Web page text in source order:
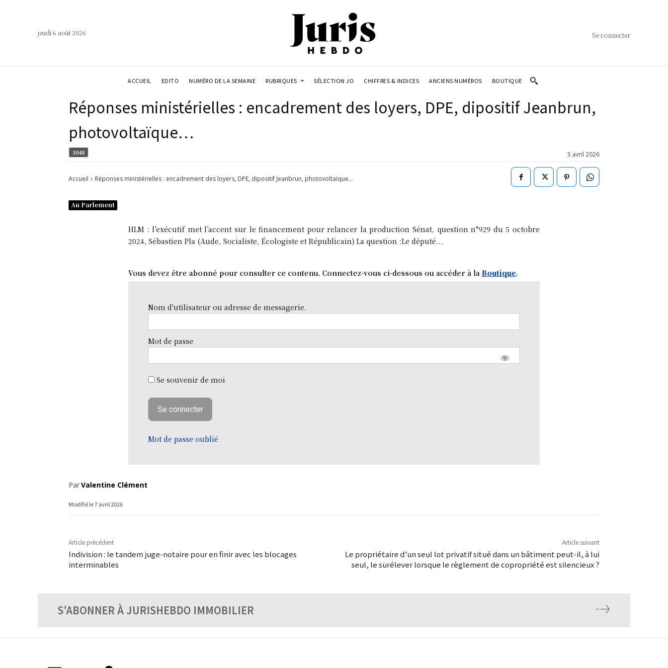
jeudi 6 août 2026 Se connecter
ACCUEIL EDITO NUMÉRO DE LA SEMAINE RUBRIQUES SÉLECTION JO CHIFFRES & INDICES ANCIENS NUMÉROS BOUTIQUE
Réponses ministérielles : encadrement des loyers, DPE, dipositif Jeanbrun,
photovoltaïque…
1048 3 avril 2026
Accueil Réponses ministérielles : encadrement des loyers, DPE, dipositif Jeanbrun, photovoltaïque...
Au Parlement
HLM : l’exécutif met l’accent sur le financement pour relancer la production Sénat, question n°929 du 5 octobre
2024, Sébastien Pla (Aude, Socialiste, Écologiste et Républicain) La question :Le député...
Vous devez être abonné pour consulter ce contenu. Connectez-vous ci-dessous ou accéder à la Boutique.
Nom d'utilisateur ou adresse de messagerie.
Mot de passe
Se souvenir de moi
Mot de passe oublié
ParValentine Clément
Modifié le7 avril 2026
Article précédent
Indivision : le tandem juge-notaire pour en finir avec les blocages
interminables
Article suivant
Le propriétaire d’un seul lot privatif situé dans un bâtiment peut-il, à lui
seul, le surélever lorsque le règlement de copropriété est silencieux ?
S'ABONNER À JURISHEBDO IMMOBILIER